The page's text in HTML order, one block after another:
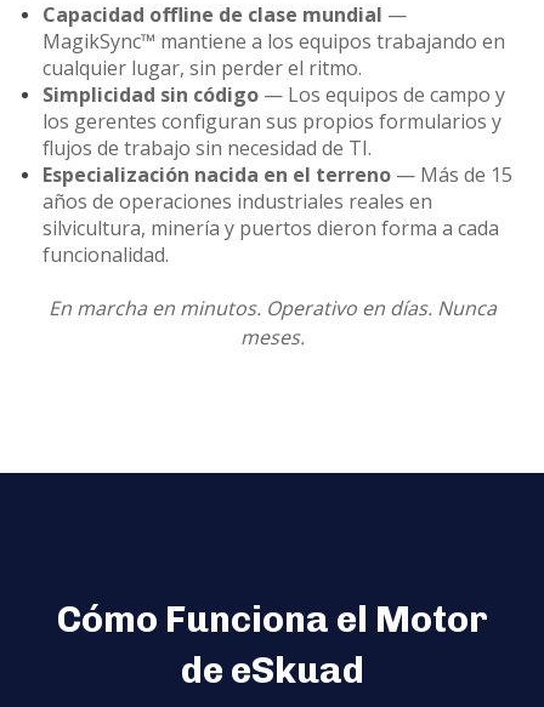
Capacidad offline de clase mundial —
MagikSync™ mantiene a los equipos trabajando en
cualquier lugar, sin perder el ritmo.
Simplicidad sin código — Los equipos de campo y
los gerentes configuran sus propios formularios y
flujos de trabajo sin necesidad de TI.
Especialización nacida en el terreno — Más de 15
años de operaciones industriales reales en
silvicultura, minería y puertos dieron forma a cada
funcionalidad.
En marcha en minutos. Operativo en días. Nunca
meses.
Cómo Funciona el Motor
de eSkuad